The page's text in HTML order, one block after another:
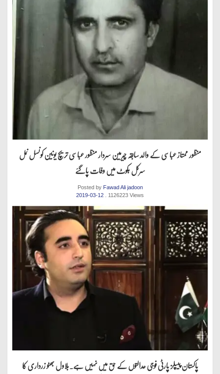
منظور ممتاز عباسی کے والد سابقہ چیرمین سردار منظور عباسی تریچ یونین کونسل نمل
سرکل بکوٹ میں وفات پاگئے
Posted by Fawad Ali jadoon
2019-03-12
. 1126223 Views
پاکستان پیپلز پارٹی فوجی عدالتوں کے حق میں نہیں ہے.بلاول بھٹو زرداری کا